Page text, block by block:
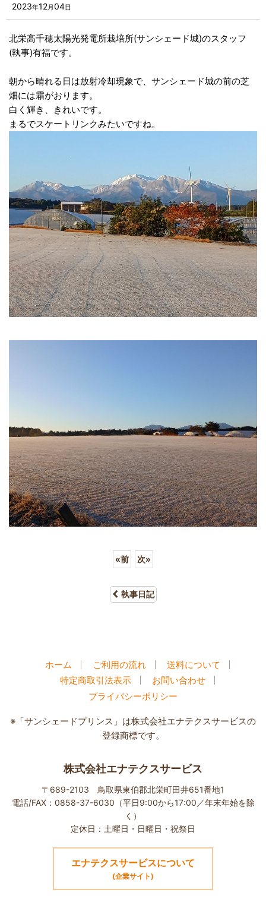
2023年12月04日
北栄高千穂太陽光発電所栽培所(サンシェード城)のスタッフ
(執事)有福です。
朝から晴れる日は放射冷却現象で、サンシェード城の前の芝
畑には霜がおります。
白く輝き、きれいです。
まるでスケートリンクみたいですね。
«前 次»
執事日記
ホーム ご利用の流れ
送料について
特定商取引法表示
お問い合わせ
プライバシーポリシー
※「サンシェードプリンス」は株式会社エナテクスサービスの
登録商標です。
株式会社エナテクスサービス
〒689-2103 鳥取県東伯郡北栄町田井651番地1
電話/FAX：0858-37-6030（平日9:00から17:00／年末年始を除
く）
定休日：土曜日・日曜日・祝祭日
エナテクスサービスについて
(企業サイト)